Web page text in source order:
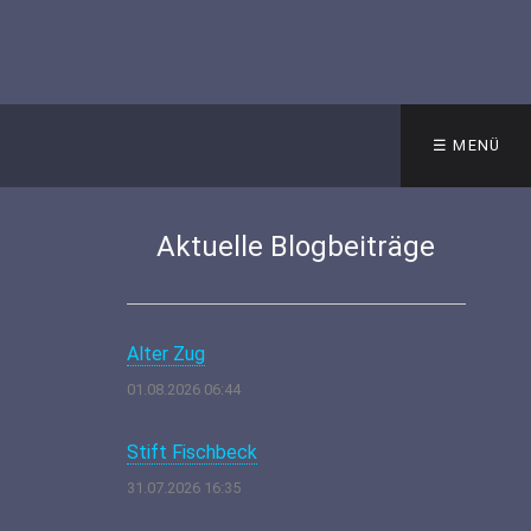
☰ MENÜ
Aktuelle Blogbeiträge
Alter Zug
01.08.2026 06:44
Stift Fischbeck
31.07.2026 16:35